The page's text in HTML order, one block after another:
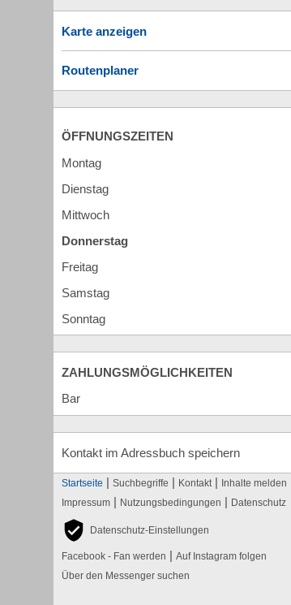
Karte anzeigen
Routenplaner
ÖFFNUNGSZEITEN
Montag
Dienstag
Mittwoch
Donnerstag
Freitag
Samstag
Sonntag
ZAHLUNGSMÖGLICHKEITEN
Bar
Kontakt im Adressbuch speichern
Startseite | Suchbegriffe | Kontakt | Inhalte melden
Impressum | Nutzungsbedingungen | Datenschutz
Datenschutz-Einstellungen
Facebook - Fan werden | Auf Instagram folgen
Über den Messenger suchen